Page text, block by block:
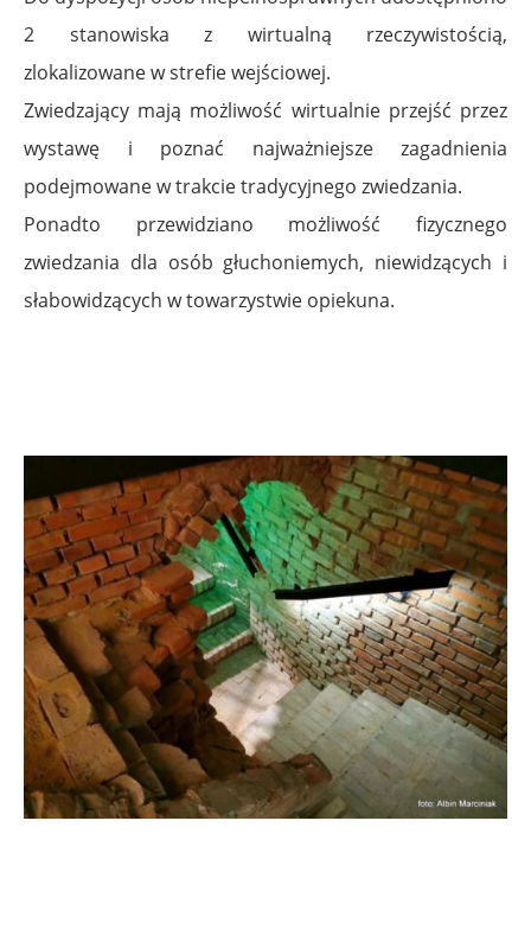
2 stanowiska z wirtualną rzeczywistością,
zlokalizowane w strefie wejściowej.
Zwiedzający mają możliwość wirtualnie przejść przez
wystawę i poznać najważniejsze zagadnienia
podejmowane w trakcie tradycyjnego zwiedzania.
Ponadto przewidziano możliwość fizycznego
zwiedzania dla osób głuchoniemych, niewidzących i
słabowidzących w towarzystwie opiekuna.